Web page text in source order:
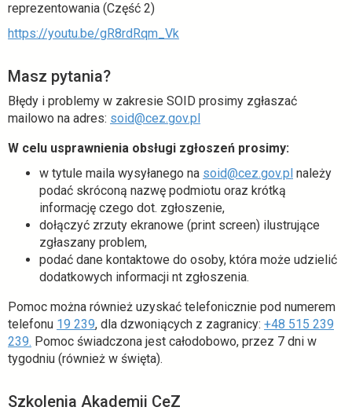
reprezentowania (Część 2)
https://youtu.be/gR8rdRqm_Vk
Masz pytania?
Błędy i problemy w zakresie SOID prosimy zgłaszać
mailowo na adres: soid@cez.gov.pl
W celu usprawnienia obsługi zgłoszeń prosimy:
w tytule maila wysyłanego na soid@cez.gov.pl należy
podać skróconą nazwę podmiotu oraz krótką
informację czego dot. zgłoszenie,
dołączyć zrzuty ekranowe (print screen) ilustrujące
zgłaszany problem,
podać dane kontaktowe do osoby, która może udzielić
dodatkowych informacji nt zgłoszenia.
Pomoc można również uzyskać telefonicznie pod numerem
telefonu 19 239, dla dzwoniących z zagranicy: +48 515 239
239. Pomoc świadczona jest całodobowo, przez 7 dni w
tygodniu (również w święta).
Szkolenia Akademii CeZ